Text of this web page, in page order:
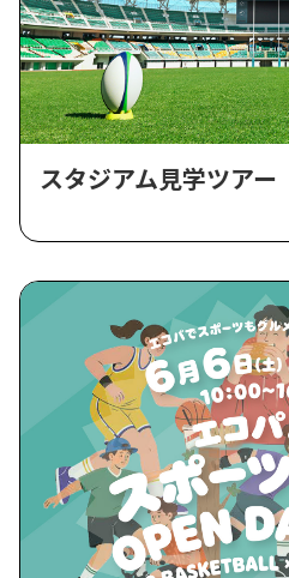
スタジアム見学ツアー